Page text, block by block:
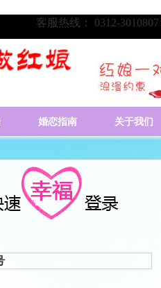
客服热线： 0312-3010807
婚恋指南 关于我们